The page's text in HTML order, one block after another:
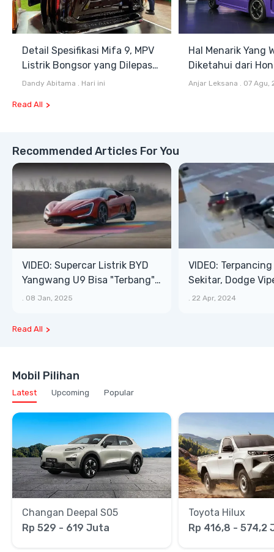
Detail Spesifikasi Mifa 9, MPV
Listrik Bongsor yang Dilepas
Rp958 Juta di GIIAS 2026
Dandy Abitama . Hari ini
Hal Menarik Yang
Diketahui dari
ONE Selain Harga
Anjar Leksana . 07 Agu,
Read All
Recommended Articles For You
VIDEO: Supercar Listrik BYD
Yangwang U9 Bisa "Terbang"
Lewati Rintangan
. 08 Jan, 2025
VIDEO:
Sekitar, Dodge
Mobil Parkir Saat
. 22 Apr, 2024
Read All
Mobil Pilihan
Latest Upcoming Popular
Changan Deepal S05
Rp 529 - 619 Juta
Toyota Hilux
Rp 416,8 - 574,2